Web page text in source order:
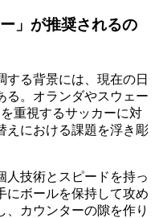
」が推奨されるの
する背景には、現在の日
る。オランダやスウェー
重視するサッカーに対
えにおける課題を浮き彫
人技術とスピードを持っ
にボールを保持して攻め
、カウンターの隙を作り